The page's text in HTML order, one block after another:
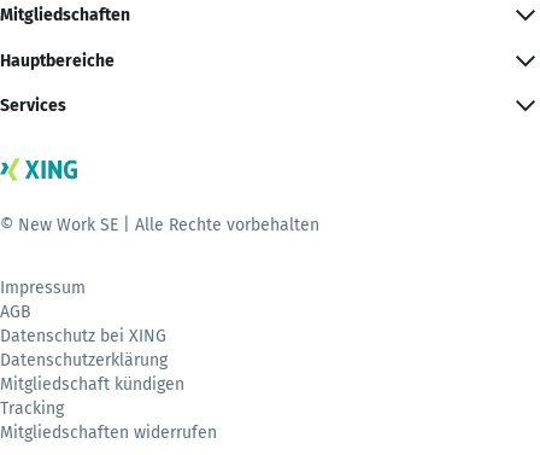
Mitgliedschaften
Hauptbereiche
Services
© New Work SE | Alle Rechte vorbehalten
Impressum
AGB
Datenschutz bei XING
Datenschutzerklärung
Mitgliedschaft kündigen
Tracking
Mitgliedschaften widerrufen